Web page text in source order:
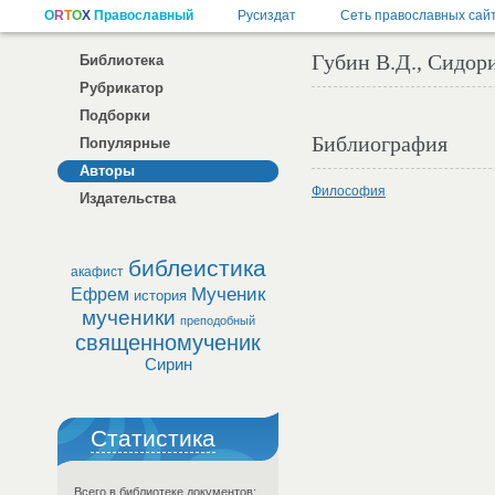
Библиотека
Рубрикатор
Подборки
Популярные
Авторы
Издательства
акафист библеистика
Ефрем история Мученик
мученики преподобный
священномученик
Сирин
Статистика
Всего в библиотеке документов:
Губин В.Д.,
Библиография
Философия